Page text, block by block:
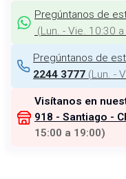
Pregúntanos de
(Lun. - Vie. 10:30
Pregúntanos de
2244 3777 (Lun. -
Visítanos en
918 - Santiago -
15:00 a 19:00)